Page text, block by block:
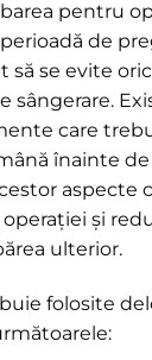
pentru
de
se evite
sângerare.
care
înainte
aspecte
și
ulterior.
folosite